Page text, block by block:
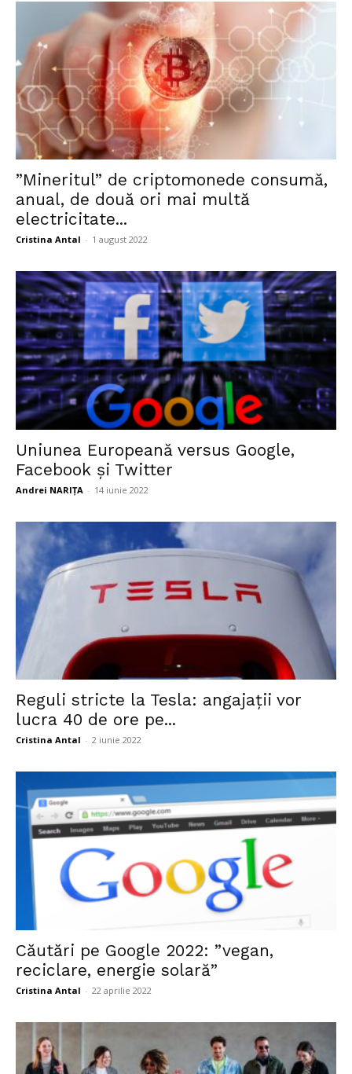
”Mineritul” de criptomonede consumă,
anual, de două ori mai multă
electricitate...
Cristina Antal - 1 august 2022
Uniunea Europeană versus Google,
Facebook și Twitter
Andrei NARIȚA - 14 iunie 2022
Reguli stricte la Tesla: angajații vor
lucra 40 de ore pe...
Cristina Antal - 2 iunie 2022
Căutări pe Google 2022: ”vegan,
reciclare, energie solară”
Cristina Antal - 22 aprilie 2022